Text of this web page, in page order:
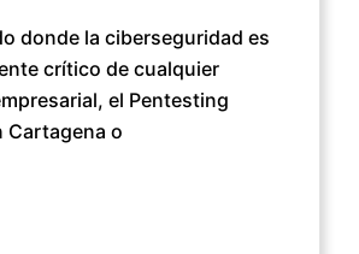
donde la ciberseguridad es
crítico de cualquier
el Pentesting
Cartagena o